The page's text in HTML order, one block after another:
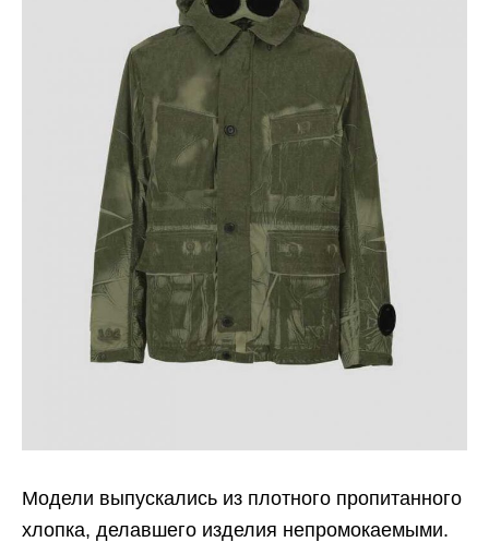
Модели выпускались из плотного пропитанного
хлопка, делавшего изделия непромокаемыми.